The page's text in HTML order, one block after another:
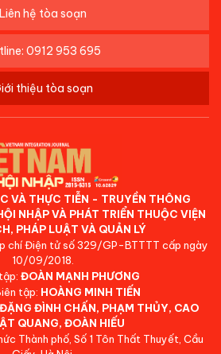
Liên hệ tòa soạn
0912 953 695
thiệu tòa soạn
VÀ THỰC TIỄN - TRUYỀN THÔNG
NHẬP VÀ PHÁT TRIỂN THUỘC VIỆN
PHÁP LUẬT VÀ QUẢN LÝ
chí Điện tử số 329/GP-BTTTT cấp ngày
10/09/2018.
ĐOÀN MẠNH PHƯƠNG
tập: HOÀNG MINH TIẾN
ĐẶNG ĐÌNH CHẤN, PHẠM THỦY, CAO
QUANG, ĐOÀN HIẾU
Thành phố, Số 1 Tôn Thất Thuyết, Cầu